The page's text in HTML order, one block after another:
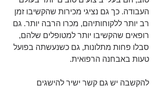
העבודה. כך גם נציגי מכירות שהקשיבו זמן
רב יותר ללקוחותיהם, מכרו הרבה יותר. גם
רופאים שהקשיבו יותר למטופלים שלהם,
סבלו פחות מתלונות, גם כשנעשתה בפועל
טעות באבחנה הרפואית.
להקשבה יש גם קשר ישיר להישגים